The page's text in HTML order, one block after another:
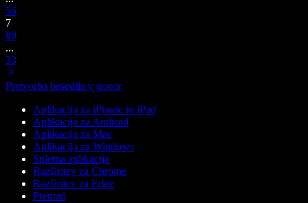
56
7
89
...
33
Pretvorba besedila v govor
Aplikacija za iPhone in iPad
Aplikacija za Android
Aplikacija za Mac
Aplikacija za Windows
Spletna aplikacija
Razširitev za Chrome
Razširitev za Edge
Prenosi